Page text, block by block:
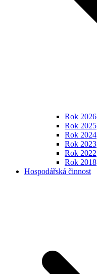
Rok 2026
Rok 2025
Rok 2024
Rok 2023
Rok 2022
Rok 2018
Hospodářská činnost